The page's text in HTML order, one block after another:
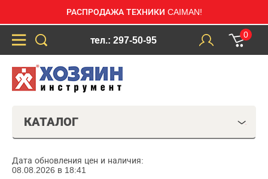
РАСПРОДАЖА ТЕХНИКИ CAIMAN!
тел.: 297-50-95
0
КАТАЛОГ
Дата обновления цен и наличия:
08.08.2026 в 18:41